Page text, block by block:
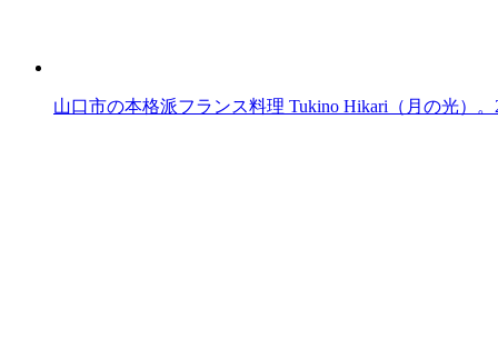
山口市の本格派フランス料理 Tukino Hikari（月の光）。